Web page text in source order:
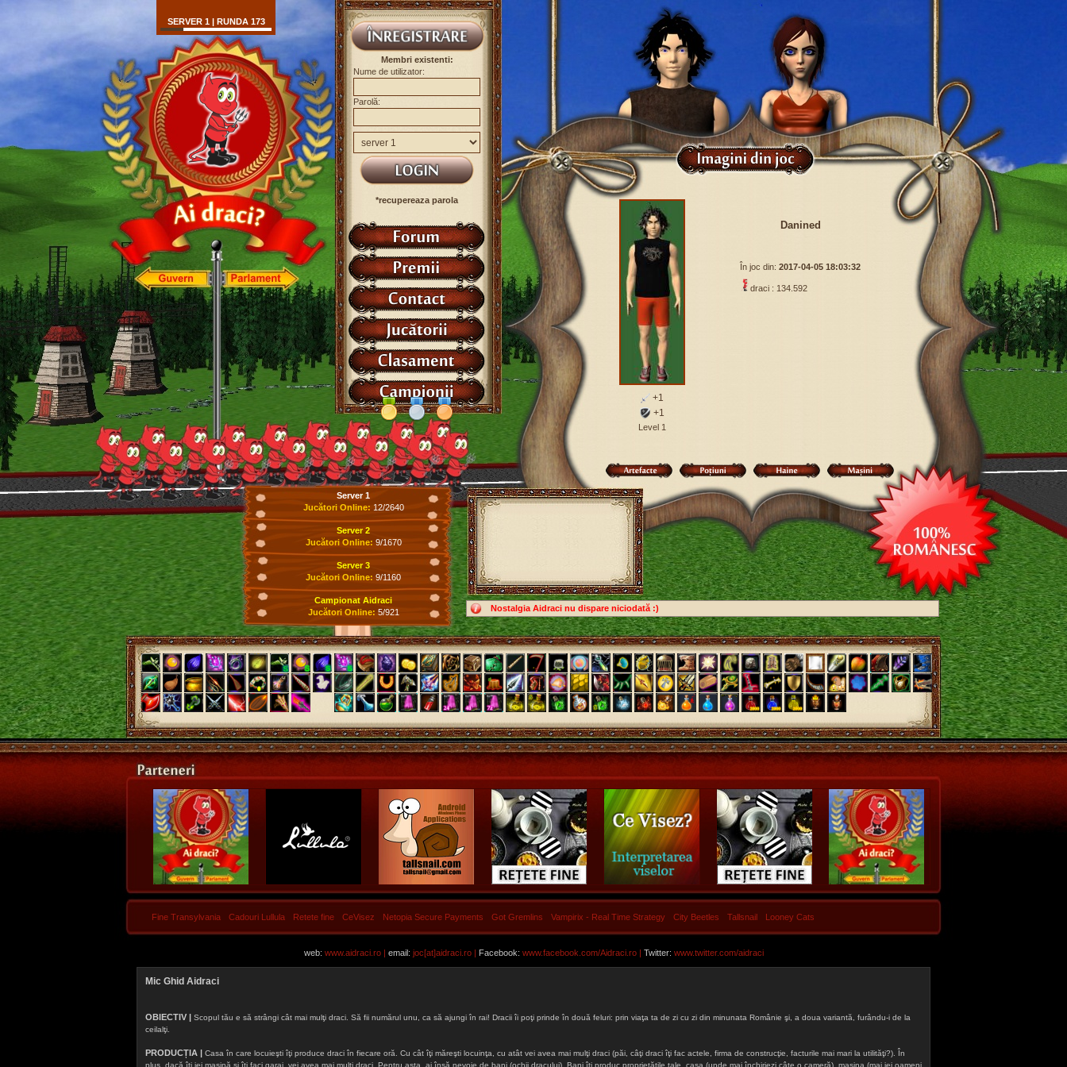
Nostalgia Aidraci nu dispare niciodată :)
SERVER 1 | RUNDA 173
Membri existenti:
Nume de utilizator:
Parolă:
*recupereaza parola
+1
+1
Level 1
Danined
În joc din: 2017-04-05 18:03:32
draci : 134.592
Server 1
Jucători Online: 12/2640
Server 2
Jucători Online: 9/1670
Server 3
Jucători Online: 9/1160
Campionat Aidraci
Jucători Online: 5/921
Fine Transylvania Cadouri Lullula Retete fine CeVisez Netopia Secure Payments Got Gremlins Vampirix - Real Time Strategy City Beetles Tallsnail Looney Cats
web: www.aidraci.ro | email: joc[at]aidraci.ro | Facebook: www.facebook.com/Aidraci.ro| Twitter: www.twitter.com/aidraci
Mic Ghid Aidraci
OBIECTIV | Scopul tău e să strângi cât mai mulţi draci. Să fii numărul unu, ca să ajungi în rai! Dracii îi poţi prinde în două feluri: prin viaţa ta de zi cu zi din minunata Românie şi, a doua variantă, furându-i de la
ceilalţi.
PRODUCȚIA | Casa în care locuieşti îţi produce draci în fiecare oră. Cu cât îţi măreşti locuinţa, cu atât vei avea mai mulţi draci (păi, câţi draci îţi fac actele, firma de construcţie, facturile mai mari la utilităţi?). În
plus, dacă îţi iei maşină şi îţi faci garaj, vei avea mai mulţi draci. Pentru asta, ai însă nevoie de bani (ochii dracului). Bani îţi produc proprietăţile tale, casa (unde mai închiriezi câte o cameră), maşina (mai iei oameni